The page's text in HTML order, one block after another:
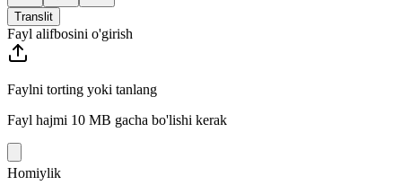
Translit
Fayl alifbosini o'girish
Faylni torting yoki tanlang
Fayl hajmi 10 MB gacha bo'lishi kerak
Homiylik